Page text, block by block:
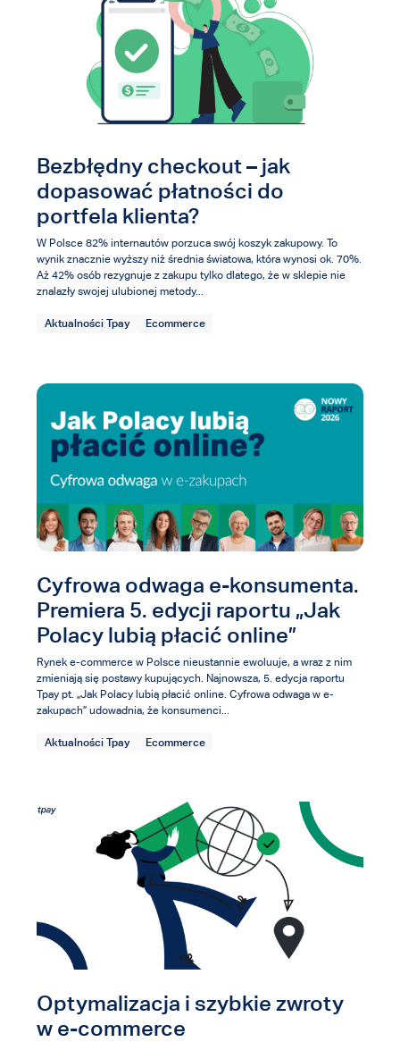
Bezbłędny checkout – jak
dopasować płatności do
portfela klienta?
W Polsce 82% internautów porzuca swój koszyk zakupowy. To
wynik znacznie wyższy niż średnia światowa, która wynosi ok. 70%.
Aż 42% osób rezygnuje z zakupu tylko dlatego, że w sklepie nie
znalazły swojej ulubionej metody...
Aktualności Tpay Ecommerce
Cyfrowa odwaga e-konsumenta.
Premiera 5. edycji raportu „Jak
Polacy lubią płacić online”
Rynek e-commerce w Polsce nieustannie ewoluuje, a wraz z nim
zmieniają się postawy kupujących. Najnowsza, 5. edycja raportu
Tpay pt. „Jak Polacy lubią płacić online. Cyfrowa odwaga w e-
zakupach” udowadnia, że konsumenci...
Aktualności Tpay Ecommerce
Optymalizacja i szybkie zwroty
w e-commerce